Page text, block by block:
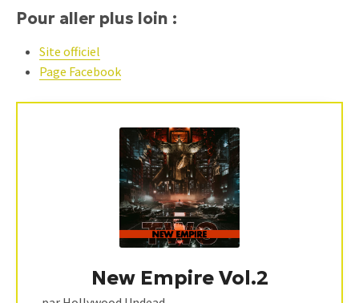
Pour aller plus loin :
Site officiel
Page Facebook
New Empire Vol.2